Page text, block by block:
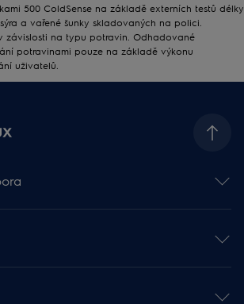
500 ColdSense na základě externích testů délky
a vařené šunky skladovaných na polici.
závislosti na typu potravin. Odhadované
potravinami pouze na základě výkonu
uživatelů.
🡕